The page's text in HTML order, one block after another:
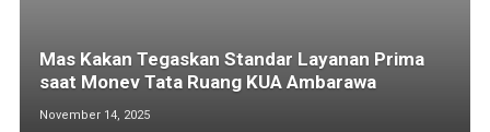
Mas Kakan Tegaskan Standar Layanan Prima
saat Monev Tata Ruang KUA Ambarawa
November 14, 2025